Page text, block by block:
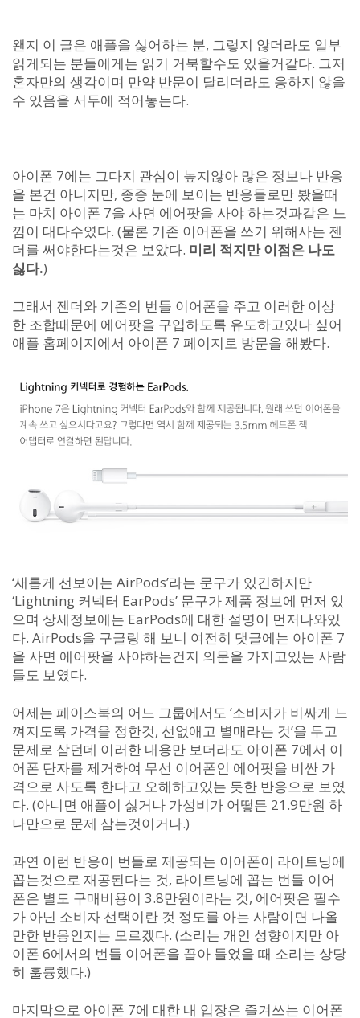
왠지 이 글은 애플을 싫어하는 분, 그렇지 않더라도 일부
읽게되는 분들에게는 읽기 거북할수도 있을거같다. 그저
혼자만의 생각이며 만약 반문이 달리더라도 응하지 않을
수 있음을 서두에 적어놓는다.
아이폰 7에는 그다지 관심이 높지않아 많은 정보나 반응
을 본건 아니지만, 종종 눈에 보이는 반응들로만 봤을때
는 마치 아이폰 7을 사면 에어팟을 사야 하는것과같은 느
낌이 대다수였다. (물론 기존 이어폰을 쓰기 위해사는 젠
더를 써야한다는것은 보았다. 미리 적지만 이점은 나도
싫다.)
그래서 젠더와 기존의 번들 이어폰을 주고 이러한 이상
한 조합때문에 에어팟을 구입하도록 유도하고있나 싶어
애플 홈페이지에서 아이폰 7 페이지로 방문을 해봤다.
‘새롭게 선보이는 AirPods’라는 문구가 있긴하지만
‘Lightning 커넥터 EarPods’ 문구가 제품 정보에 먼저 있
으며 상세정보에는 EarPods에 대한 설명이 먼저나와있
다. AirPods을 구글링 해 보니 여전히 댓글에는 아이폰 7
을 사면 에어팟을 사야하는건지 의문을 가지고있는 사람
들도 보였다.
어제는 페이스북의 어느 그룹에서도 ‘소비자가 비싸게 느
껴지도록 가격을 정한것, 선없애고 별매라는 것’을 두고
문제로 삼던데 이러한 내용만 보더라도 아이폰 7에서 이
어폰 단자를 제거하여 무선 이어폰인 에어팟을 비싼 가
격으로 사도록 한다고 오해하고있는 듯한 반응으로 보였
다. (아니면 애플이 싫거나 가성비가 어떻든 21.9만원 하
나만으로 문제 삼는것이거나.)
과연 이런 반응이 번들로 제공되는 이어폰이 라이트닝에
꼽는것으로 재공된다는 것, 라이트닝에 꼽는 번들 이어
폰은 별도 구매비용이 3.8만원이라는 것, 에어팟은 필수
가 아닌 소비자 선택이란 것 정도를 아는 사람이면 나올
만한 반응인지는 모르겠다. (소리는 개인 성향이지만 아
이폰 6에서의 번들 이어폰을 꼽아 들었을 때 소리는 상당
히 훌륭했다.)
마지막으로 아이폰 7에 대한 내 입장은 즐겨쓰는 이어폰